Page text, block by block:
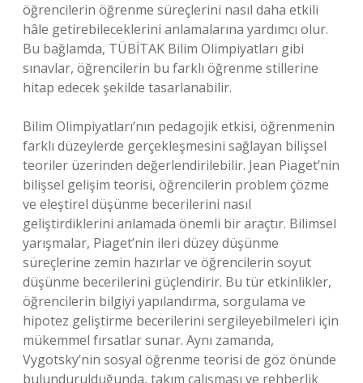
öğrencilerin öğrenme süreçlerini nasıl daha etkili
hâle getirebileceklerini anlamalarına yardımcı olur.
Bu bağlamda, TÜBİTAK Bilim Olimpiyatları gibi
sınavlar, öğrencilerin bu farklı öğrenme stillerine
hitap edecek şekilde tasarlanabilir.
Bilim Olimpiyatları’nın pedagojik etkisi, öğrenmenin
farklı düzeylerde gerçekleşmesini sağlayan bilişsel
teoriler üzerinden değerlendirilebilir. Jean Piaget’nin
bilişsel gelişim teorisi, öğrencilerin problem çözme
ve eleştirel düşünme becerilerini nasıl
geliştirdiklerini anlamada önemli bir araçtır. Bilimsel
yarışmalar, Piaget’nin ileri düzey düşünme
süreçlerine zemin hazırlar ve öğrencilerin soyut
düşünme becerilerini güçlendirir. Bu tür etkinlikler,
öğrencilerin bilgiyi yapılandırma, sorgulama ve
hipotez geliştirme becerilerini sergileyebilmeleri için
mükemmel fırsatlar sunar. Aynı zamanda,
Vygotsky’nin sosyal öğrenme teorisi de göz önünde
bulundurulduğunda, takım çalışması ve rehberlik